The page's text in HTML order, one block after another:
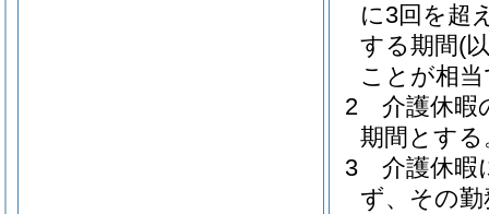
に3回を超
する期間(
ことが相
2
介護休暇
期間とする
3
介護休暇
ず、その